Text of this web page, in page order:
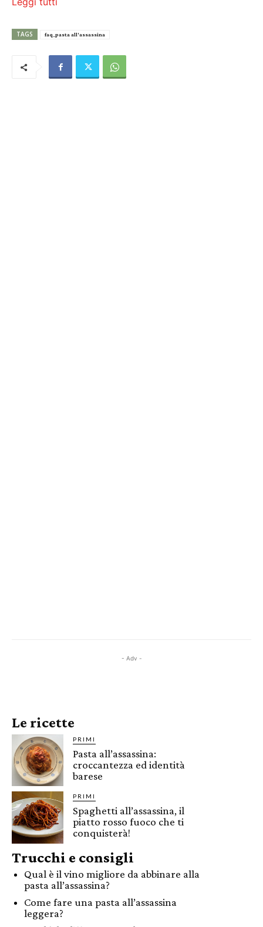
TAGS faq_pasta all'assassina
- Adv -
Le ricette
PRIMI
Pasta all’assassina:
croccantezza ed identità
barese
PRIMI
Spaghetti all’assassina, il
piatto rosso fuoco che ti
conquisterà!
Trucchi e consigli
Qual è il vino migliore da abbinare alla
pasta all’assassina?
Come fare una pasta all’assassina
leggera?